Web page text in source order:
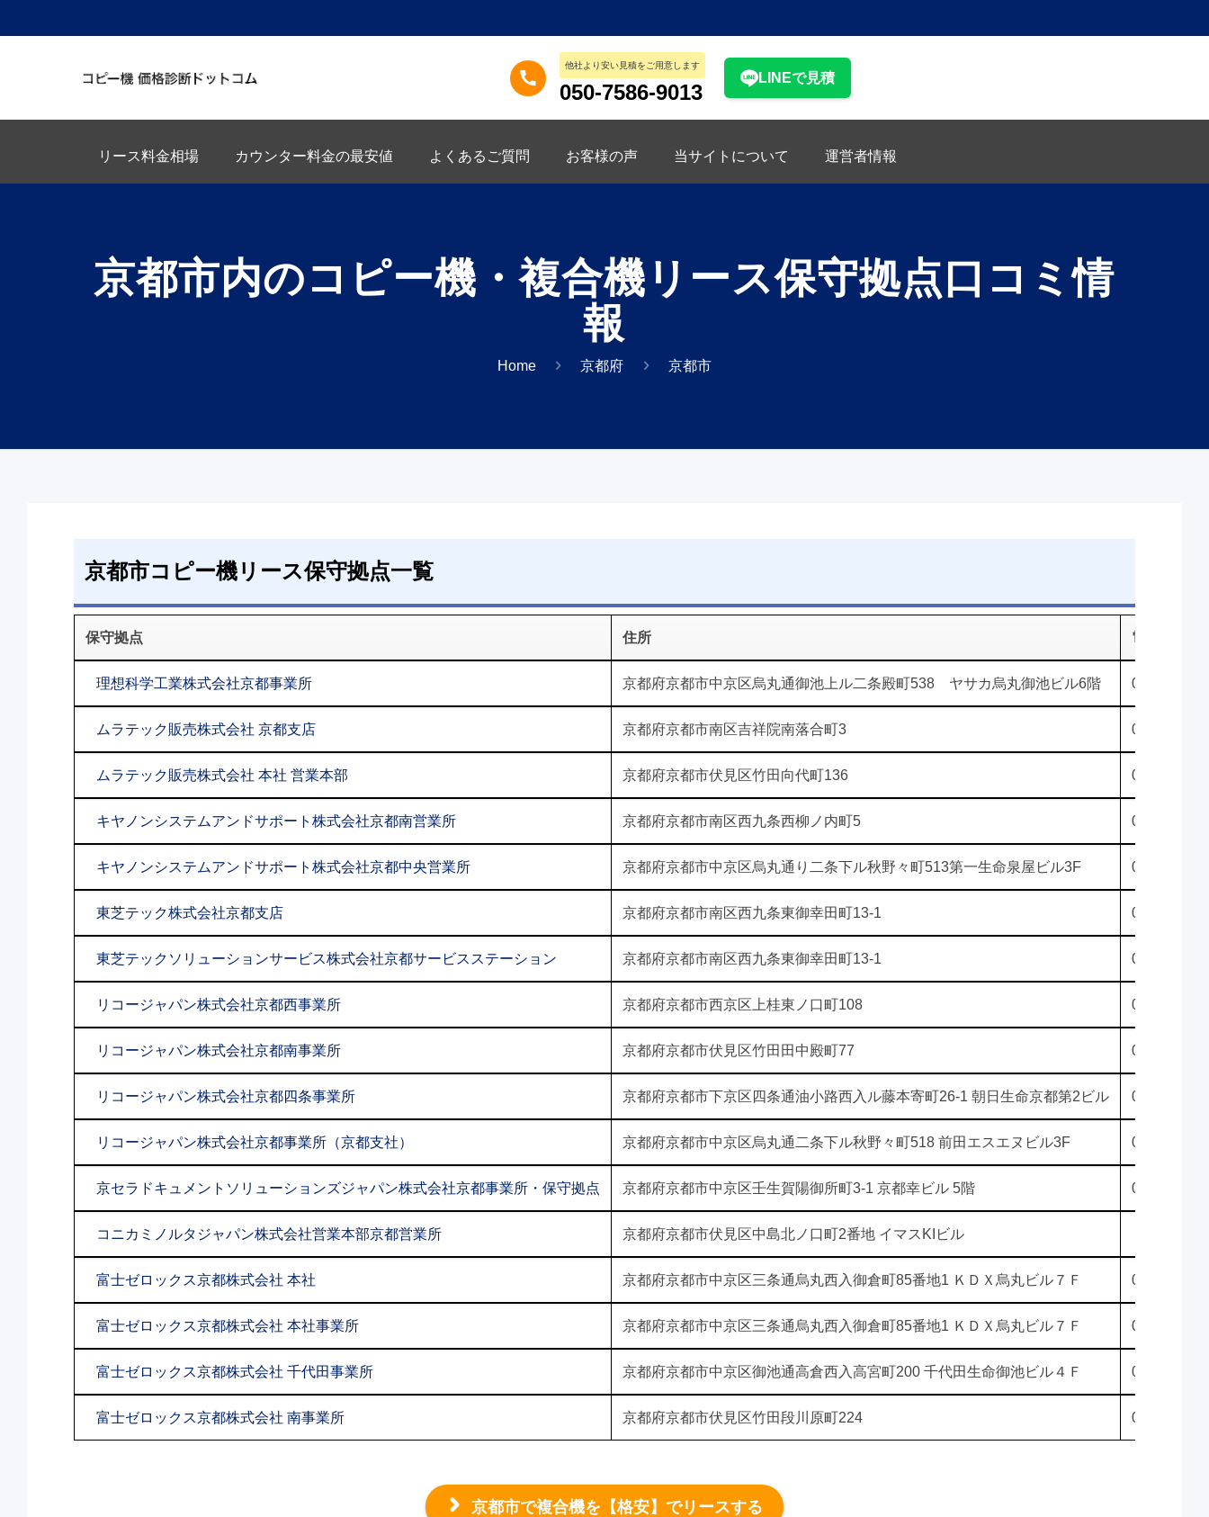
他社より安い見積をご用意します
050-7586-9013
LINEで見積
リース料金相場 カウンター料金の最安値 よくあるご質問 お客様の声 当サイトについて 運営者情報
京都市内のコピー機・複合機リース保守拠点口コミ情
報
Home 京都府 京都市
京都市コピー機リース保守拠点一覧
保守拠点 住所 電話番号
理想科学工業株式会社京都事業所 京都府京都市中京区烏丸通御池上ル二条殿町538 ヤサカ烏丸御池ビル6階 075-221-
ムラテック販売株式会社 京都支店 京都府京都市南区吉祥院南落合町3 075-672-
ムラテック販売株式会社 本社 営業本部 京都府京都市伏見区竹田向代町136 075-672-
キヤノンシステムアンドサポート株式会社京都南営業所 京都府京都市南区西九条西柳ノ内町5 075-694-
キヤノンシステムアンドサポート株式会社京都中央営業所 京都府京都市中京区烏丸通り二条下ル秋野々町513第一生命泉屋ビル3F 075-211-
東芝テック株式会社京都支店 京都府京都市南区西九条東御幸田町13-1 075-692-
東芝テックソリューションサービス株式会社京都サービスステーション 京都府京都市南区西九条東御幸田町13-1 075-692-
リコージャパン株式会社京都西事業所 京都府京都市西京区上桂東ノ口町108 075-382-
リコージャパン株式会社京都南事業所 京都府京都市伏見区竹田田中殿町77 075-605-
リコージャパン株式会社京都四条事業所 京都府京都市下京区四条通油小路西入ル藤本寄町26-1 朝日生命京都第2ビル 050-3534-
リコージャパン株式会社京都事業所（京都支社） 京都府京都市中京区烏丸通二条下ル秋野々町518 前田エスエヌビル3F 050-3534-
京セラドキュメントソリューションズジャパン株式会社京都事業所・保守拠点 京都府京都市中京区壬生賀陽御所町3-1 京都幸ビル 5階 075-406-
コニカミノルタジャパン株式会社営業本部京都営業所 京都府京都市伏見区中島北ノ口町2番地 イマスKIビル
富士ゼロックス京都株式会社 本社 京都府京都市中京区三条通烏丸西入御倉町85番地1 ＫＤＸ烏丸ビル７Ｆ 075-255-
富士ゼロックス京都株式会社 本社事業所 京都府京都市中京区三条通烏丸西入御倉町85番地1 ＫＤＸ烏丸ビル７Ｆ 075-241-
富士ゼロックス京都株式会社 千代田事業所 京都府京都市中京区御池通高倉西入高宮町200 千代田生命御池ビル４Ｆ 075-223-
富士ゼロックス京都株式会社 南事業所 京都府京都市伏見区竹田段川原町224 075-642-
京都市で複合機を 【格安】でリースする